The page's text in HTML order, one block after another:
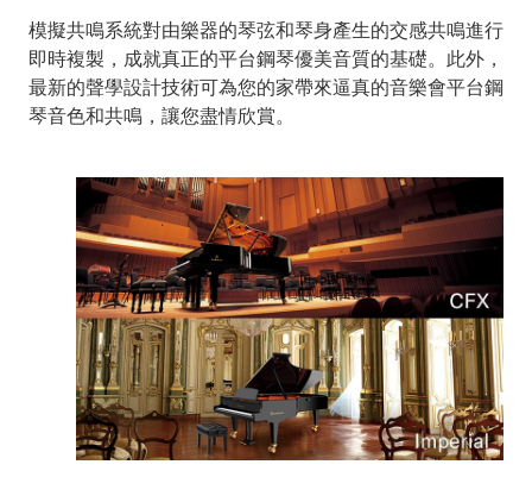
模擬共鳴系統對由樂器的琴弦和琴身產生的交感共鳴進行
即時複製，成就真正的平台鋼琴優美音質的基礎。此外，
最新的聲學設計技術可為您的家帶來逼真的音樂會平台鋼
琴音色和共鳴，讓您盡情欣賞。